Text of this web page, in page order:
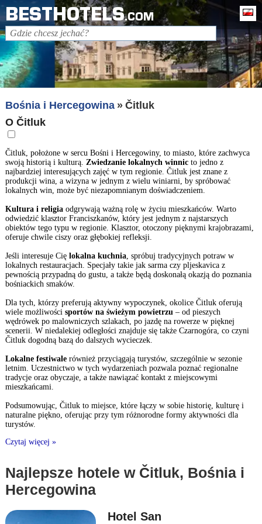
BESTHOTELS.COM
Bośnia i Hercegowina
Čitluk
O Čitluk
Čitluk, położone w sercu Bośni i Hercegowiny, to miasto, które zachwyca
swoją historią i kulturą. Zwiedzanie lokalnych winnicto jedno z
najbardziej interesujących zajęć w tym regionie. Čitluk jest znane z
produkcji wina, a wizyna w jednym z wielu winiarni, by spróbować
lokalnych win, może być niezapomnianym doświadczeniem.
Kultura i religiaodgrywają ważną rolę w życiu mieszkańców. Warto
odwiedzić klasztor Franciszkanów, który jest jednym z najstarszych
obiektów tego typu w regionie. Klasztor, otoczony pięknymi krajobrazami,
oferuje chwile ciszy oraz głębokiej refleksji.
Jeśli interesuje Cię lokalna kuchnia, spróbuj tradycyjnych potraw w
lokalnych restauracjach. Specjały takie jak sarma czy pljeskavica z
pewnością przypadną do gustu, a także będą doskonałą okazją do poznania
bośniackich smaków.
Dla tych, którzy preferują aktywny wypoczynek, okolice Čitluk oferują
wiele możliwości sportów na świeżym powietrzu– od pieszych
wędrówek po malowniczych szlakach, po jazdę na rowerze w pięknej
scenerii. W niedalekiej odległości znajduje się także Czarnogóra, co czyni
Čitluk dogodną bazą do dalszych wycieczek.
Lokalne festiwalerównież przyciągają turystów, szczególnie w sezonie
letnim. Uczestnictwo w tych wydarzeniach pozwala poznać regionalne
tradycje oraz obyczaje, a także nawiązać kontakt z miejscowymi
mieszkańcami.
Podsumowując, Čitluk to miejsce, które łączy w sobie historię, kulturę i
naturalne piękno, oferując przy tym różnorodne formy aktywności dla
turystów.
Czytaj więcej »
Najlepsze hotele w Čitluk, Bośnia i
Hercegowina
Hotel San